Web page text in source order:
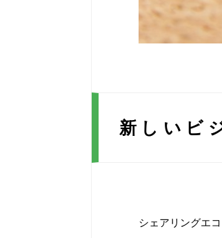
新しいビ
シェアリングエ